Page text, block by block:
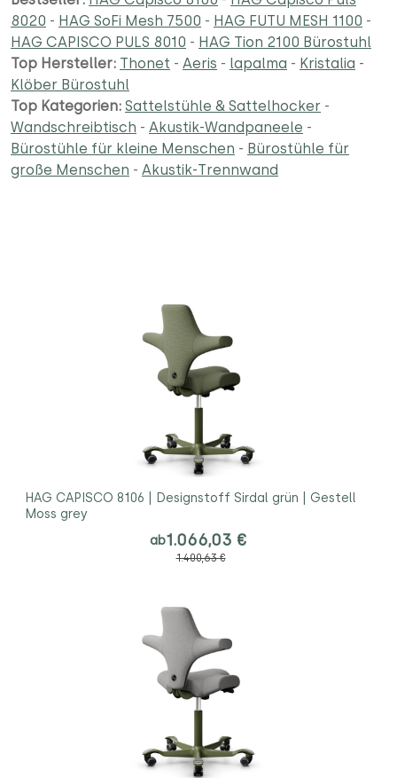
8020 - HAG SoFi Mesh 7500 - HAG FUTU MESH 1100 -
HAG CAPISCO PULS 8010 - HAG Tion 2100 Bürostuhl
Top Hersteller: Thonet - Aeris - lapalma - Kristalia -
Klöber Bürostuhl
Top Kategorien: Sattelstühle & Sattelhocker -
Wandschreibtisch - Akustik-Wandpaneele -
Bürostühle für kleine Menschen - Bürostühle für
große Menschen - Akustik-Trennwand
HAG CAPISCO 8106 | Designstoff Sirdal grün | Gestell
Moss grey
ab1.066,03 €
1.400,63 €